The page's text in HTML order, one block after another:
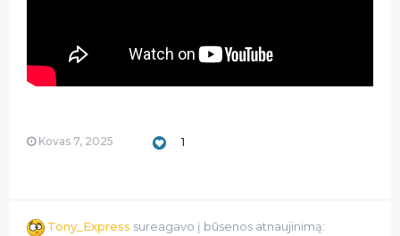
Kovas 7, 2025 1
Tony_Express sureagavo į būsenos atnaujinimą: